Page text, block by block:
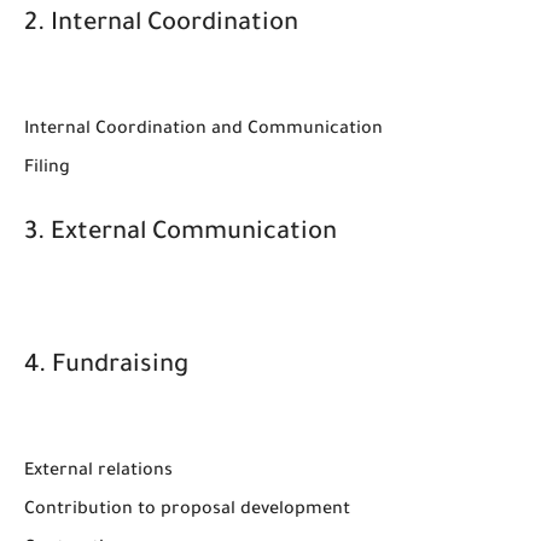
2. Internal Coordination
Internal Coordination and Communication
Filing
3. External Communication
4. Fundraising
External relations
Contribution to proposal development